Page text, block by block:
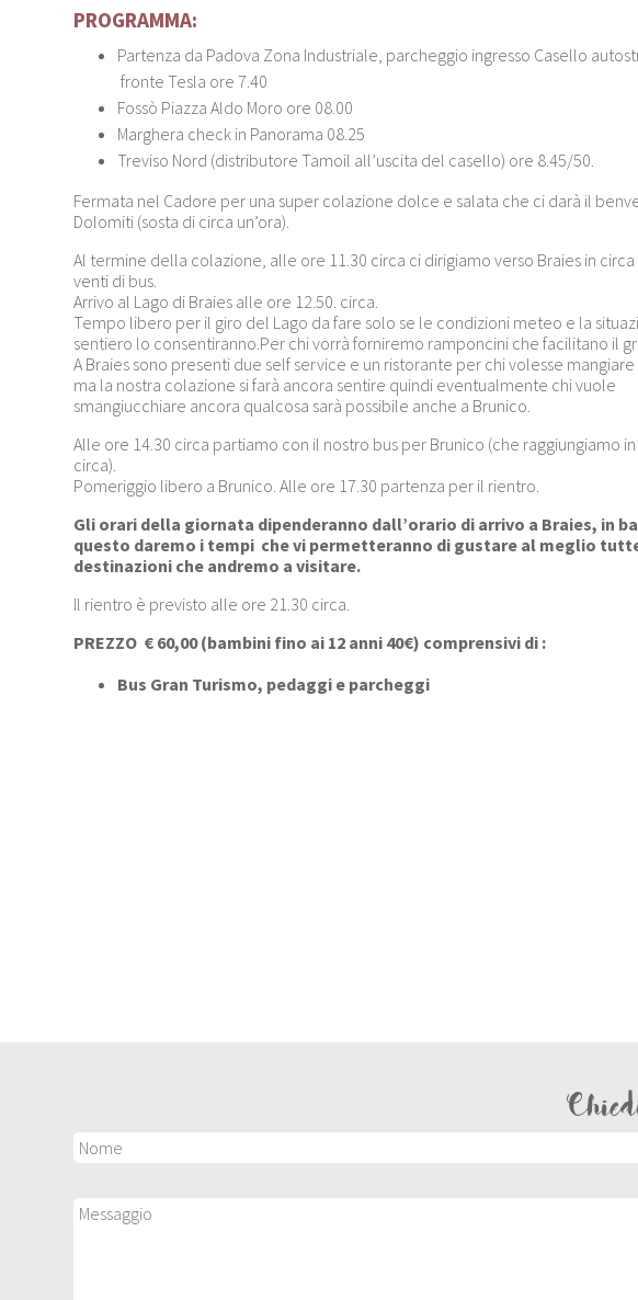
PROGRAMMA:
Partenza da Padova Zona Industriale, parcheggio ingresso Casello
fronte Tesla ore 7.40
Fossò Piazza Aldo Moro ore 08.00
Marghera check in Panorama 08.25
Treviso Nord (distributore Tamoil all’uscita del casello) ore 8.45/50.
Fermata nel Cadore per una super colazione dolce e salata che ci darà il
Dolomiti (sosta di circa un’ora).
Al termine della colazione, alle ore 11.30 circa ci dirigiamo verso Braies in circa
venti di bus.
Arrivo al Lago di Braies alle ore 12.50. circa.
Tempo libero per il giro del Lago da fare solo se le condizioni meteo e la
sentiero lo consentiranno.Per chi vorrà forniremo ramponcini che facilitano il
A Braies sono presenti due self service e un ristorante per chi volesse
ma la nostra colazione si farà ancora sentire quindi eventualmente chi vuole
smangiucchiare ancora qualcosa sarà possibile anche a Brunico.
Alle ore 14.30 circa partiamo con il nostro bus per Brunico (che raggiungiamo
circa).
Pomeriggio libero a Brunico. Alle ore 17.30 partenza per il rientro.
Gli orari della giornata dipenderanno dall’orario di arrivo a Braies, in
questo daremo i tempi che vi permetteranno di gustare al meglio
destinazioni che andremo a visitare.
Il rientro è previsto alle ore 21.30 circa.
PREZZO € 60,00 (bambini fino ai 12 anni 40€) comprensivi di :
Bus Gran Turismo, pedaggi e parcheggi